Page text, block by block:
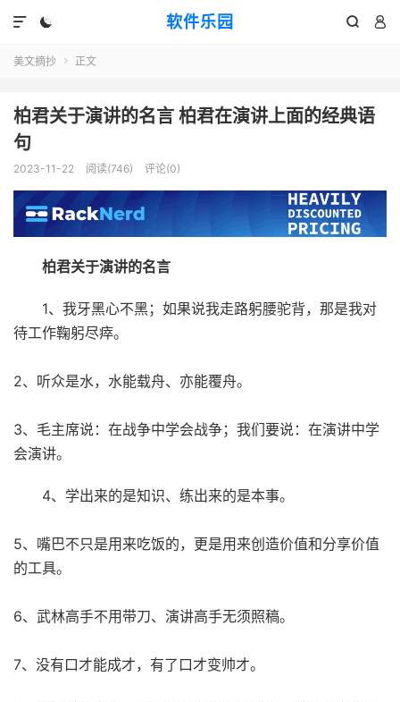
软件乐园 
 

美文摘抄  正文
柏君关于演讲的名言 柏君在演讲上面的经典语
句
2023-11-22 阅读(746) 评论(0)
柏君关于演讲的名言
1、我牙黑心不黑；如果说我走路躬腰驼背，那是我对
待工作鞠躬尽瘁。
2、听众是水，水能载舟、亦能覆舟。
3、毛主席说：在战争中学会战争；我们要说：在演讲中学
会演讲。
4、学出来的是知识、练出来的是本事。
5、嘴巴不只是用来吃饭的，更是用来创造价值和分享价值
的工具。
6、武林高手不用带刀、演讲高手无须照稿。
7、没有口才能成才，有了口才变帅才。